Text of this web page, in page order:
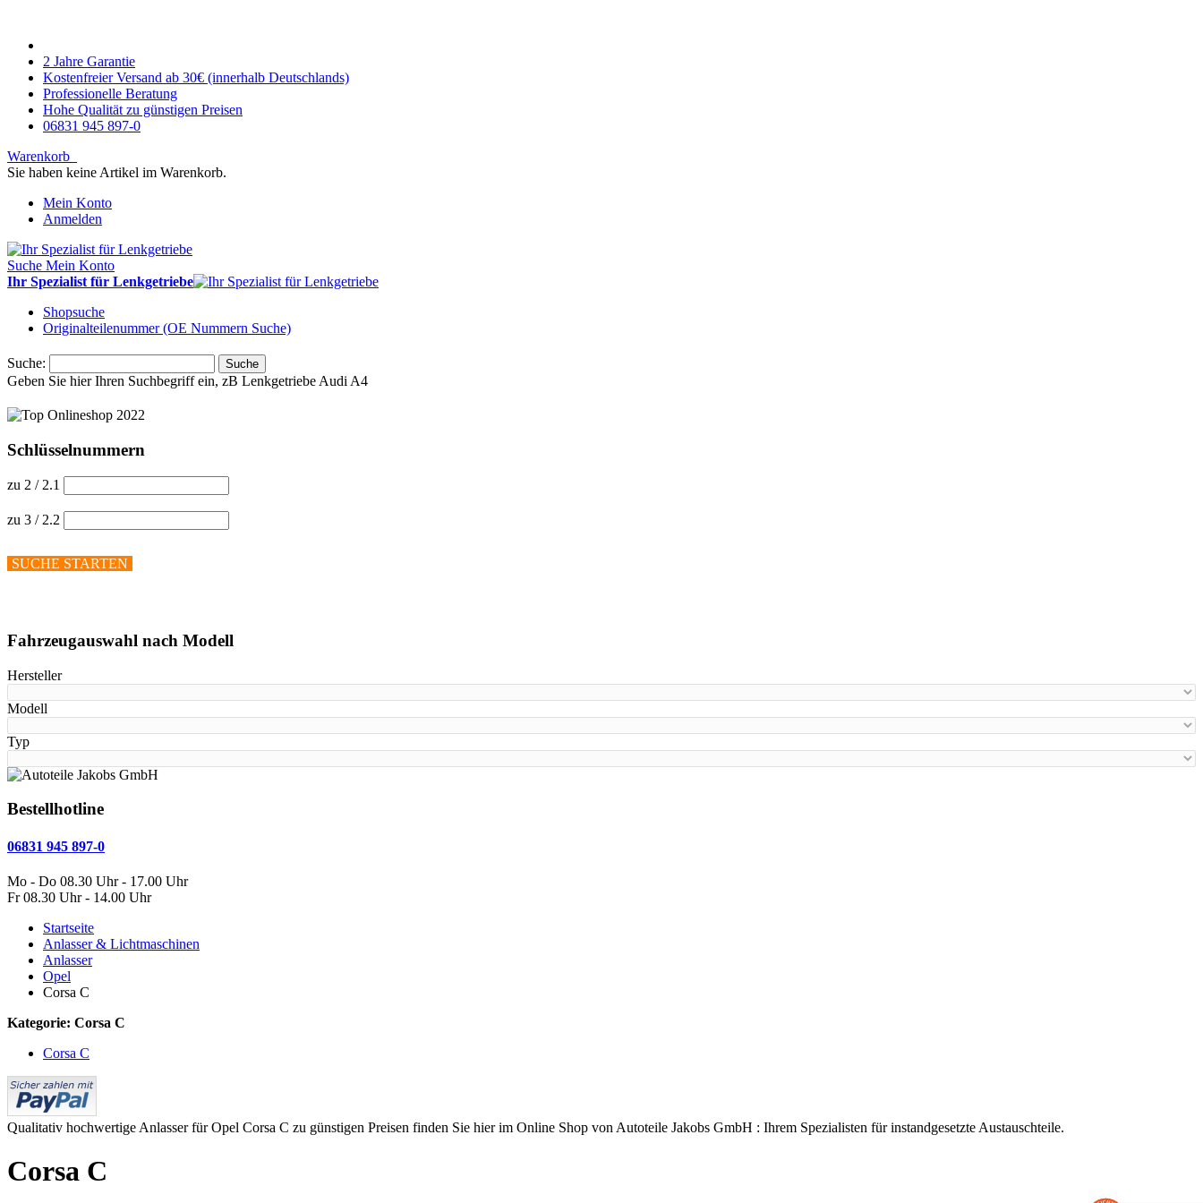
2 Jahre Garantie
Kostenfreier Versand ab 30€ (innerhalb Deutschlands)
Professionelle Beratung
Hohe Qualität zu günstigen Preisen
06831 945 897-0
Warenkorb
Sie haben keine Artikel im Warenkorb.
Mein Konto
Anmelden
Suche Mein Konto
Ihr Spezialist für Lenkgetriebe
Shopsuche
Originalteilenummer (OE Nummern Suche)
Suche: Suche
Geben Sie hier Ihren Suchbegriff ein, zB Lenkgetriebe Audi A4
Schlüsselnummern
zu 2 / 2.1
zu 3 / 2.2
SUCHE STARTEN
Fahrzeugauswahl nach Modell
Hersteller
Modell
Typ
Bestellhotline
06831 945 897-0
Mo - Do 08.30 Uhr - 17.00 Uhr
Fr 08.30 Uhr - 14.00 Uhr
Startseite
Anlasser & Lichtmaschinen
Anlasser
Opel
Corsa C
Kategorie: Corsa C
Corsa C
Qualitativ hochwertige Anlasser für Opel Corsa C zu günstigen Preisen finden Sie hier im Online Shop von Autoteile Jakobs GmbH : Ihrem Spezialisten für instandgesetzte Austauschteile.
Corsa C